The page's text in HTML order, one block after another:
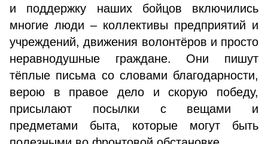
и поддержку наших бойцов включились
многие люди – коллективы предприятий и
учреждений, движения волонтёров и просто
неравнодушные граждане. Они пишут
тёплые письма со словами благодарности,
верою в правое дело и скорую победу,
присылают посылки с вещами и
предметами быта, которые могут быть